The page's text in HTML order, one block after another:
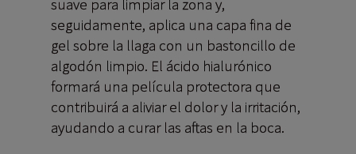
seguidamente, aplica una capa fina de
gel sobre la llaga con un bastoncillo de
algodón limpio. El ácido hialurónico
formará una película protectora que
contribuirá a aliviar el dolor y la irritación,
ayudando a curar las aftas en la boca.